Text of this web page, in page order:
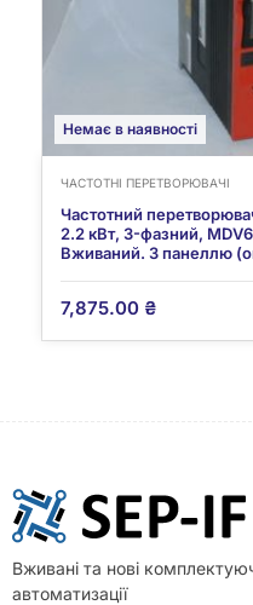
Немає в наявності
ЧАСТОТНІ ПЕРЕТВОРЮВАЧІ
Частотний
2.2 кВт, 3-фазний,
Вживаний. З панеллю
7,875.00 ₴
Вживані та нові
автоматизації